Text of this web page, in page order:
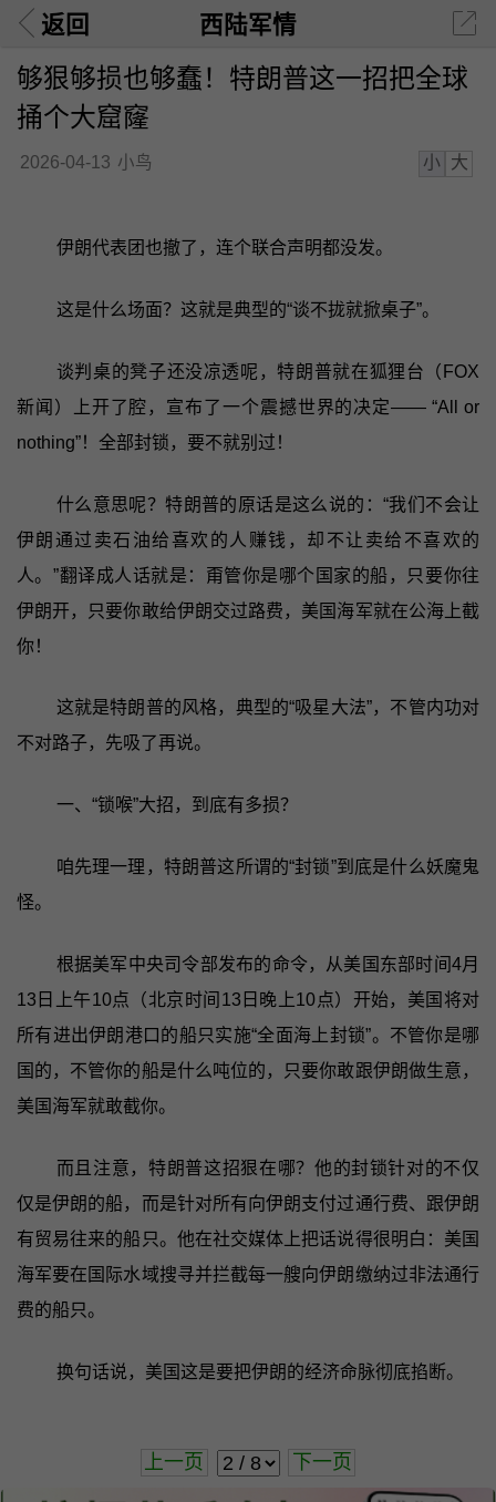
返回 西陆军情
够狠够损也够蠢！特朗普这一招把全球
捅个大窟窿
2026-04-13 小鸟 小 大
伊朗代表团也撤了，连个联合声明都没发。
这是什么场面？这就是典型的“谈不拢就掀桌子”。
谈判桌的凳子还没凉透呢，特朗普就在狐狸台（FOX
新闻）上开了腔，宣布了一个震撼世界的决定—— “All or
nothing”！全部封锁，要不就别过！
什么意思呢？特朗普的原话是这么说的：“我们不会让
伊朗通过卖石油给喜欢的人赚钱，却不让卖给不喜欢的
人。”翻译成人话就是：甭管你是哪个国家的船，只要你往
伊朗开，只要你敢给伊朗交过路费，美国海军就在公海上截
你！
这就是特朗普的风格，典型的“吸星大法”，不管内功对
不对路子，先吸了再说。
一、“锁喉”大招，到底有多损？
咱先理一理，特朗普这所谓的“封锁”到底是什么妖魔鬼
怪。
根据美军中央司令部发布的命令，从美国东部时间4月
13日上午10点（北京时间13日晚上10点）开始，美国将对
所有进出伊朗港口的船只实施“全面海上封锁”。不管你是哪
国的，不管你的船是什么吨位的，只要你敢跟伊朗做生意，
美国海军就敢截你。
而且注意，特朗普这招狠在哪？他的封锁针对的不仅
仅是伊朗的船，而是针对所有向伊朗支付过通行费、跟伊朗
有贸易往来的船只。他在社交媒体上把话说得很明白：美国
海军要在国际水域搜寻并拦截每一艘向伊朗缴纳过非法通行
费的船只。
换句话说，美国这是要把伊朗的经济命脉彻底掐断。
上一页 下一页